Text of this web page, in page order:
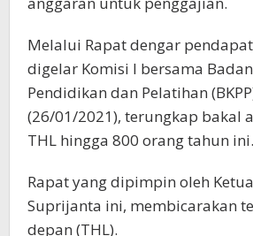
Melalui Rapat dengar pendapat
digelar Komisi I bersama
Pendidikan dan Pelatihan
(26/01/2021), terungkap bakal
THL hingga 800 orang tahun ini.
Rapat yang dipimpin oleh
Suprijanta ini, membicarakan
depan (THL).